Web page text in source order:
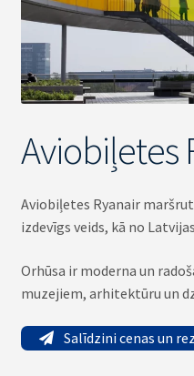
Aviobiļetes
Aviobiļetes Ryanair
izdevīgs veids, kā no
Orhūsa ir moderna un
muzejiem, arhitektūru un
Salīdzini cenas un